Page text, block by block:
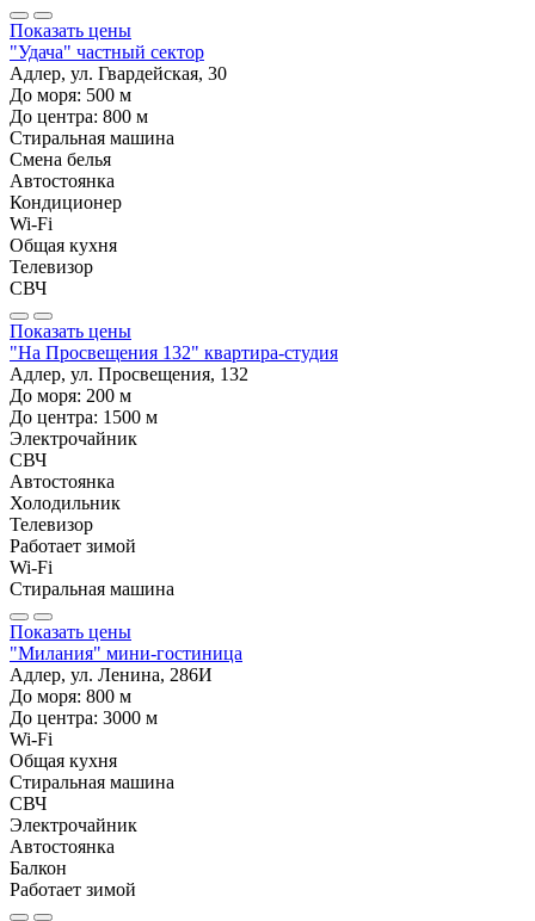
Показать цены
"Удача" частный сектор
Адлер, ул. Гвардейская, 30
До моря: 500 м
До центра: 800 м
Стиральная машина
Смена белья
Автостоянка
Кондиционер
Wi-Fi
Общая кухня
Телевизор
СВЧ
Показать цены
"На Просвещения 132" квартира-студия
Адлер, ул. Просвещения, 132
До моря: 200 м
До центра: 1500 м
Электрочайник
СВЧ
Автостоянка
Холодильник
Телевизор
Работает зимой
Wi-Fi
Стиральная машина
Показать цены
"Милания" мини-гостиница
Адлер, ул. Ленина, 286И
До моря: 800 м
До центра: 3000 м
Wi-Fi
Общая кухня
Стиральная машина
СВЧ
Электрочайник
Автостоянка
Балкон
Работает зимой